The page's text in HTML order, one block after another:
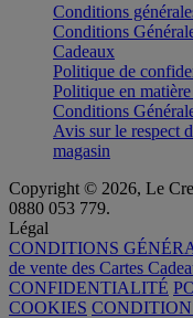
Conditions
Conditions
Cadeaux
Politique de
Politique en
Conditions
Avis sur le respect
magasin
Copyright © 2026, Le
0880 053 779.
Légal
CONDITIONS
de vente des Cartes
CONFIDENTIALITÉ
COOKIES